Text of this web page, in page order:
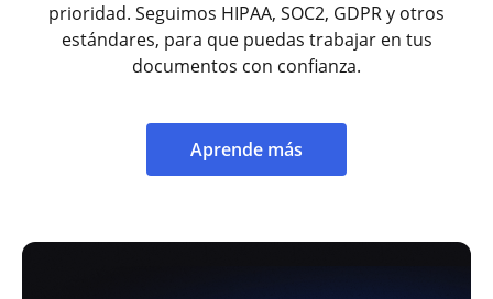
prioridad. Seguimos HIPAA, SOC2, GDPR y otros
estándares, para que puedas trabajar en tus
documentos con confianza.
Aprende más